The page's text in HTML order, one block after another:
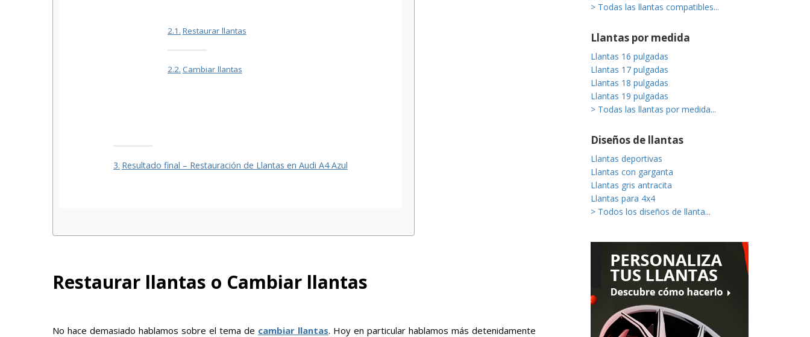
Restaurar llantas
Cambiar llantas
Resultado final – Restauración de Llantas en Audi A4 Azul
Restaurar llantas o Cambiar llantas
No hace demasiado hablamos sobre el tema de cambiar llantas. Hoy en particular hablamos más detenidamente
> Todas las llantas compatibles...
Llantas por medida
Llantas 16 pulgadas
Llantas 17 pulgadas
Llantas 18 pulgadas
Llantas 19 pulgadas
> Todas las llantas por medida...
Diseños de llantas
Llantas deportivas
Llantas con garganta
Llantas gris antracita
Llantas para 4x4
> Todos los diseños de llanta...